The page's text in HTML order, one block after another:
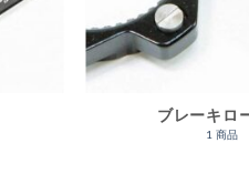
ブレーキロ
1 商品